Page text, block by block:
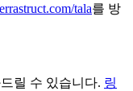
tala를 방
릴 수 있습니다. 링